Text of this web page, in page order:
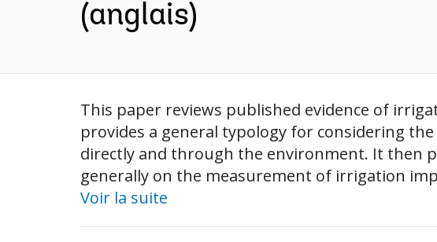
(anglais)
This paper reviews published evidence of
provides a general typology for considering
directly and through the environment. It then
generally on the measurement of irrigation
Voir la suite